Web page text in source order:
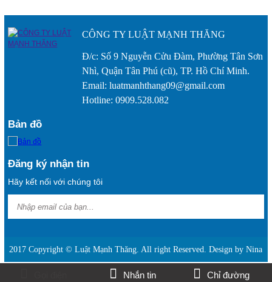
Phạt đến 50 triệu đồng hành vi cung cấp, chia sẻ thông
tin sai sự thật
Vụ thuê người làm chim mồi để lừa bán đất: Bị hại
bị cáo
CÔNG TY LUẬT MẠNH THĂNG
Đ/c: Số 9 Nguyễn Cửu Đàm, Phường Tân Sơn
Nhì, Quận Tân Phú (cũ), TP. Hồ Chí Minh.
Email: luatmanhthang09@gmail.com
Hotline: 0909.528.082
Bản đồ
Đăng ký nhận tin
Hãy kết nối với chúng tôi
2017 Copyright © Luật Mạnh Thăng. All right Reserved. Design by Nina
Nhắn tin Chỉ đường